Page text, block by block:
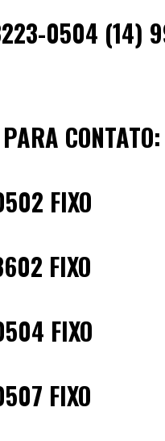
0504 (14)
CONTATO:
FIXO
FIXO
FIXO
FIXO